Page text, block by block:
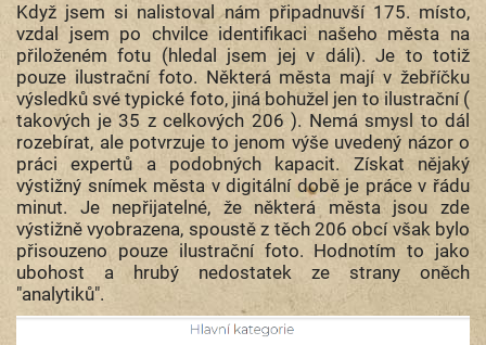
Když jsem si nalistoval nám připadnuvší 175. místo,
vzdal jsem po chvilce identifikaci našeho města na
přiloženém fotu (hledal jsem jej v dáli). Je to totiž
pouze ilustrační foto. Některá města mají v žebříčku
výsledků své typické foto, jiná bohužel jen to ilustrační (
takových je 35 z celkových 206 ). Nemá smysl to dál
rozebírat, ale potvrzuje to jenom výše uvedený názor o
práci expertů a podobných kapacit. Získat nějaký
výstižný snímek města v digitální době je práce v řádu
minut. Je nepřijatelné, že některá města jsou zde
výstižně vyobrazena, spoustě z těch 206 obcí však bylo
přisouzeno pouze ilustrační foto. Hodnotím to jako
ubohost a hrubý nedostatek ze strany oněch
"analytiků".